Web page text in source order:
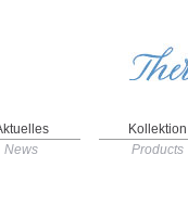
Kollektion
News
Products